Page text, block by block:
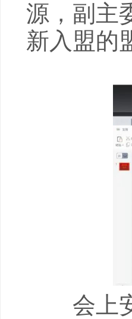
源，副主
新入盟的
会上安